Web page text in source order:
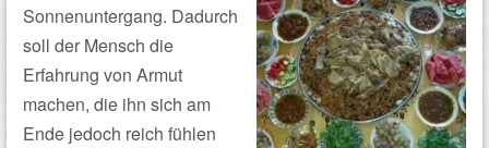
Sonnenuntergang. Dadurch
soll der Mensch die
Erfahrung von Armut
machen, die ihn sich am
Ende jedoch reich fühlen